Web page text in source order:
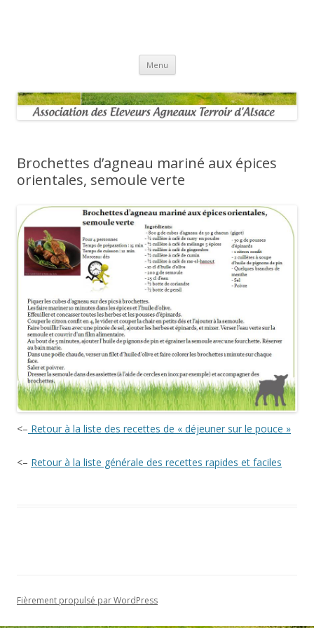
Menu Aller au contenu principal
Brochettes d’agneau mariné aux épices
orientales, semoule verte
<– Retour à la liste des recettes de « déjeuner sur le pouce »
<– Retour à la liste générale des recettes rapides et faciles
Fièrement propulsé par WordPress